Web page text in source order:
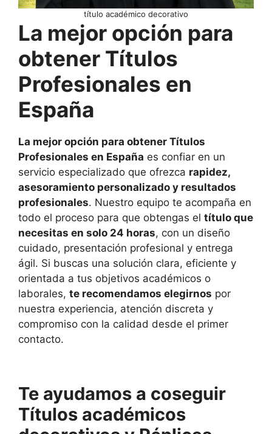
título académico decorativo
La mejor opción para
obtener Títulos
Profesionales en
España
La mejor opción para obtener Títulos
Profesionales en España es confiar en un
servicio especializado que ofrezca rapidez,
asesoramiento personalizado y resultados
profesionales. Nuestro equipo te acompaña en
todo el proceso para que obtengas el título que
necesitas en solo 24 horas, con un diseño
cuidado, presentación profesional y entrega
ágil. Si buscas una solución clara, eficiente y
orientada a tus objetivos académicos o
laborales, te recomendamos elegirnos por
nuestra experiencia, atención discreta y
compromiso con la calidad desde el primer
contacto.
Te ayudamos a coseguir
Títulos académicos